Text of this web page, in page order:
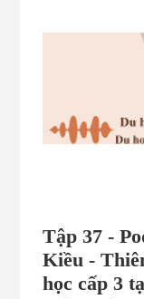
Anh của trường.
nhiều cơ hội để
hội tham gia
quá trình này
nâng cao nhanh
Tập 37 -
Kiều -
học cấp 3